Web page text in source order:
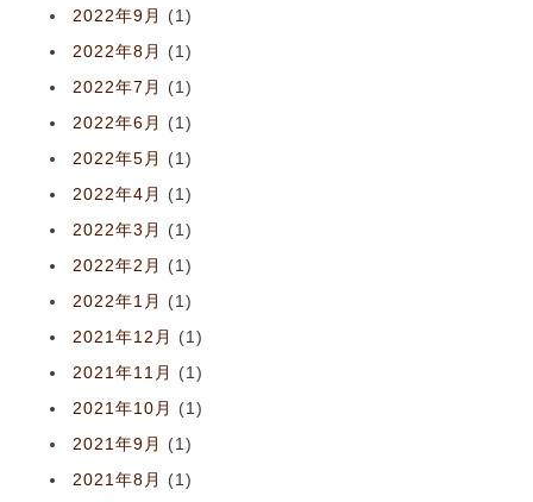
2022年9月
(1)
2022年8月
(1)
2022年7月
(1)
2022年6月
(1)
2022年5月
(1)
2022年4月
(1)
2022年3月
(1)
2022年2月
(1)
2022年1月
(1)
2021年12月
(1)
2021年11月
(1)
2021年10月
(1)
2021年9月
(1)
2021年8月
(1)